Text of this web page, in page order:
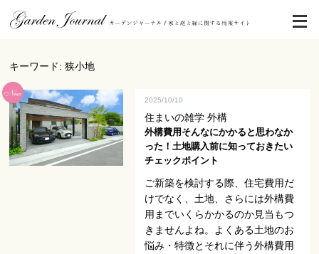
キーワード: 狭小地
2025/10/10
住まいの雑学 外構
外構費用そんなにかかると思わなか
った！土地購入前に知っておきたい
チェックポイント
ご新築を検討する際、住宅費用だ
けでなく、土地、さらには外構費
用までいくらかかるのか見当もつ
きませんよね。よくある土地のお
悩み・特徴とそれに伴う外構費用